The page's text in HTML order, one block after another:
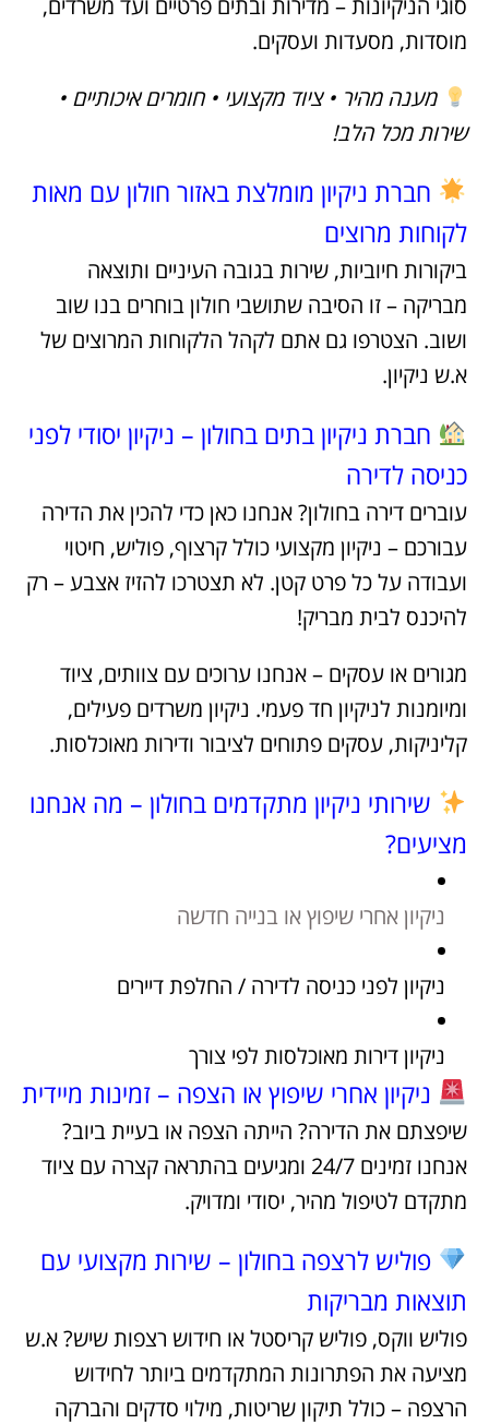
מוסדות, מסעדות ועסקים.
מענה מהיר • ציוד מקצועי • חומרים איכותיים •
שירות מכל הלב!
חברת ניקיון מומלצת באזור חולון עם מאות
לקוחות מרוצים
ביקורות חיוביות, שירות בגובה העיניים ותוצאה
מבריקה – זו הסיבה שתושבי חולון בוחרים בנו שוב
ושוב. הצטרפו גם אתם לקהל הלקוחות המרוצים של
א.ש ניקיון.
חברת ניקיון בתים בחולון – ניקיון יסודי לפני
כניסה לדירה
עוברים דירה בחולון? אנחנו כאן כדי להכין את הדירה
עבורכם – ניקיון מקצועי כולל קרצוף, פוליש, חיטוי
ועבודה על כל פרט קטן. לא תצטרכו להזיז אצבע – רק
להיכנס לבית מבריק!
מגורים או עסקים – אנחנו ערוכים עם צוותים, ציוד
ומיומנות לניקיון חד פעמי. ניקיון משרדים פעילים,
קליניקות, עסקים פתוחים לציבור ודירות מאוכלסות.
שירותי ניקיון מתקדמים בחולון – מה אנחנו
מציעים?
ניקיון אחרי שיפוץ או בנייה חדשה
ניקיון לפני כניסה לדירה / החלפת דיירים
ניקיון דירות מאוכלסות לפי צורך
ניקיון אחרי שיפוץ או הצפה – זמינות מיידית
שיפצתם את הדירה? הייתה הצפה או בעיית ביוב?
אנחנו זמינים 24/7 ומגיעים בהתראה קצרה עם ציוד
מתקדם לטיפול מהיר, יסודי ומדויק.
פוליש לרצפה בחולון – שירות מקצועי עם
תוצאות מבריקות
פוליש ווקס, פוליש קריסטל או חידוש רצפות שיש? א.ש
מציעה את הפתרונות המתקדמים ביותר לחידוש
הרצפה – כולל תיקון שריטות, מילוי סדקים והברקה